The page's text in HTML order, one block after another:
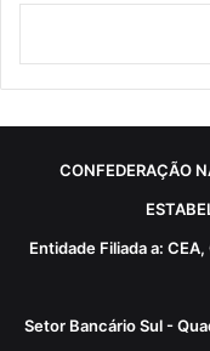
CONFEDERAÇÃO
Entidade Filiada a: CEA,
Setor Bancário Sul -